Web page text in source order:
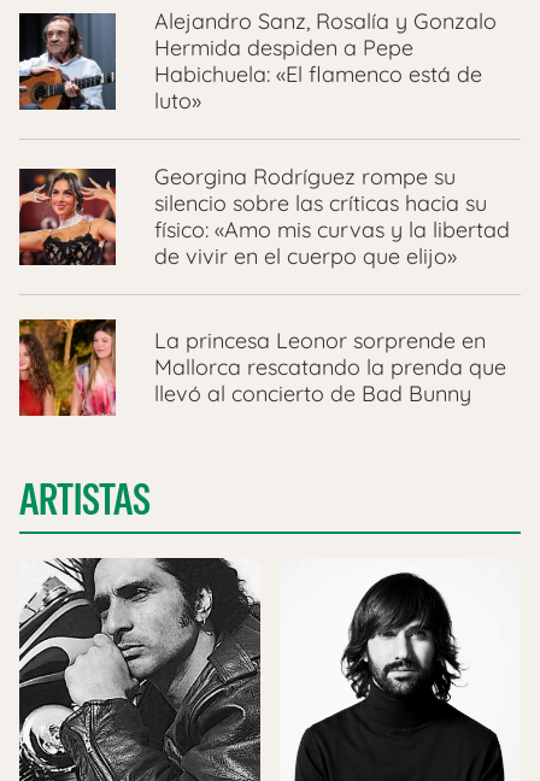
Alejandro Sanz, Rosalía y Gonzalo
Hermida despiden a Pepe
Habichuela: «El flamenco está de
luto»
Georgina Rodríguez rompe su
silencio sobre las críticas hacia su
físico: «Amo mis curvas y la libertad
de vivir en el cuerpo que elijo»
La princesa Leonor sorprende en
Mallorca rescatando la prenda que
llevó al concierto de Bad Bunny
ARTISTAS